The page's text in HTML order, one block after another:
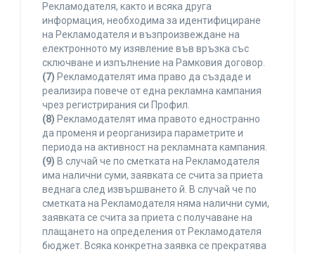
Рекламодателя, както и всяка друга
информация, необходима за идентифициране
на Рекламодателя и възпроизвеждане на
електронното му изявление във връзка със
сключване и изпълнение на Рамковия договор.
(7) Рекламодателят има право да създаде и
реализира повече от една рекламна кампания
чрез регистрирания си Профил.
(8) Рекламодателят има правото едностранно
да променя и реорганизира параметрите и
периода на активност на рекламната кампания.
(9) В случай че по сметката на Рекламодателя
има налични суми, заявката се счита за приета
веднага след извършването й. В случай че по
сметката на Рекламодателя няма налични суми,
заявката се счита за приета с получаване на
плащането на определения от Рекламодателя
бюджет. Всяка конкретна заявка се прекратява